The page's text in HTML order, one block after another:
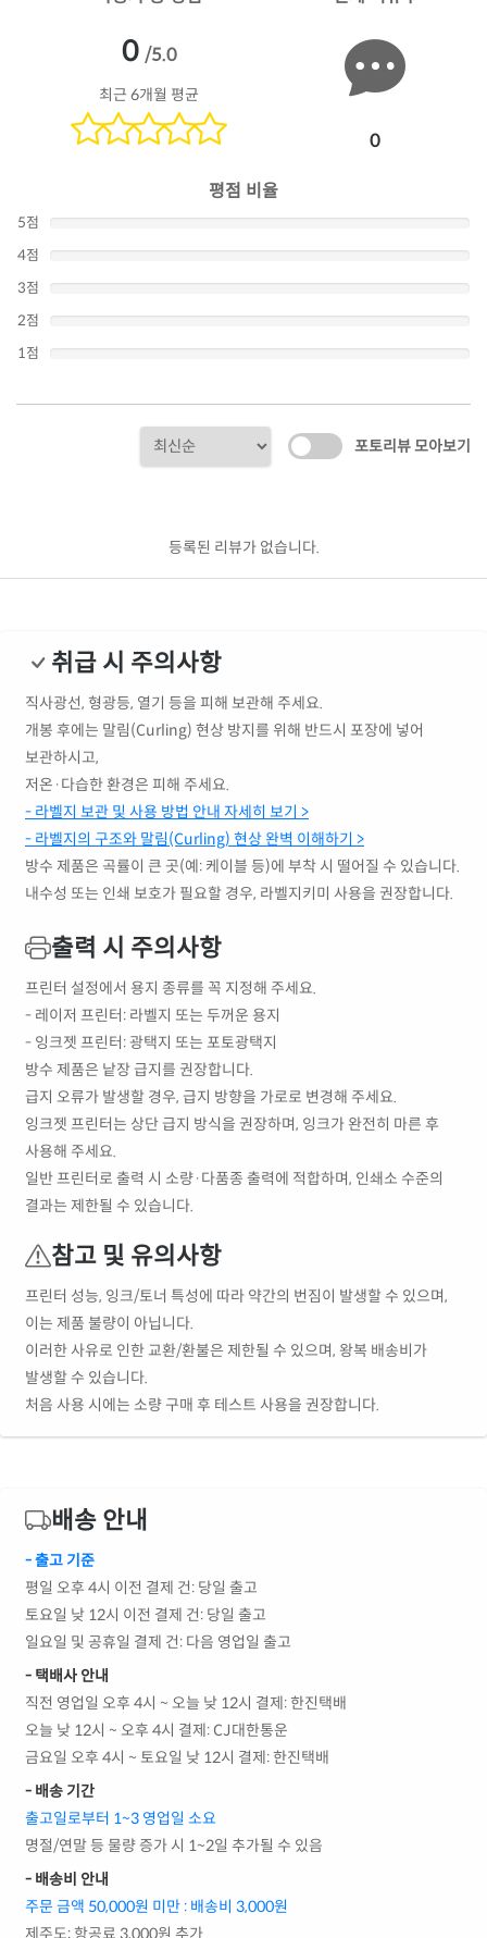
0 /5.0
최근 6개월 평균
0
평점 비율
5점
4점
3점
2점
1점
포토리뷰 모아보기
등록된 리뷰가 없습니다.
취급 시 주의사항
직사광선, 형광등, 열기 등을 피해 보관해 주세요.
개봉 후에는 말림(Curling) 현상 방지를 위해 반드시 포장에 넣어
보관하시고,
저온·다습한 환경은 피해 주세요.
- 라벨지 보관 및 사용 방법 안내 자세히 보기 >
- 라벨지의 구조와 말림(Curling) 현상 완벽 이해하기 >
방수 제품은 곡률이 큰 곳(예: 케이블 등)에 부착 시 떨어질 수 있습니다.
내수성 또는 인쇄 보호가 필요할 경우, 라벨지키미 사용을 권장합니다.
출력 시 주의사항
프린터 설정에서 용지 종류를 꼭 지정해 주세요.
- 레이저 프린터: 라벨지 또는 두꺼운 용지
- 잉크젯 프린터: 광택지 또는 포토광택지
방수 제품은 낱장 급지를 권장합니다.
급지 오류가 발생할 경우, 급지 방향을 가로로 변경해 주세요.
잉크젯 프린터는 상단 급지 방식을 권장하며, 잉크가 완전히 마른 후
사용해 주세요.
일반 프린터로 출력 시 소량·다품종 출력에 적합하며, 인쇄소 수준의
결과는 제한될 수 있습니다.
참고 및 유의사항
프린터 성능, 잉크/토너 특성에 따라 약간의 번짐이 발생할 수 있으며,
이는 제품 불량이 아닙니다.
이러한 사유로 인한 교환/환불은 제한될 수 있으며, 왕복 배송비가
발생할 수 있습니다.
처음 사용 시에는 소량 구매 후 테스트 사용을 권장합니다.
배송 안내
- 출고 기준
평일 오후 4시 이전 결제 건: 당일 출고
토요일 낮 12시 이전 결제 건: 당일 출고
일요일 및 공휴일 결제 건: 다음 영업일 출고
- 택배사 안내
직전 영업일 오후 4시 ~ 오늘 낮 12시 결제: 한진택배
오늘 낮 12시 ~ 오후 4시 결제: CJ대한통운
금요일 오후 4시 ~ 토요일 낮 12시 결제: 한진택배
- 배송 기간
출고일로부터 1~3 영업일 소요
명절/연말 등 물량 증가 시 1~2일 추가될 수 있음
- 배송비 안내
주문 금액 50,000원 미만 : 배송비 3,000원
제주도: 항공료 3,000원 추가